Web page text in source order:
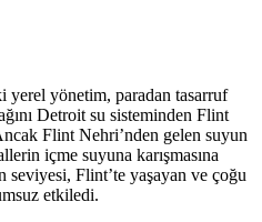
yerel yönetim, paradan tasarruf
Detroit su sisteminden Flint
Flint Nehri’nden gelen suyun
içme suyuna karışmasına
Flint’te yaşayan ve çoğu
etkiledi.